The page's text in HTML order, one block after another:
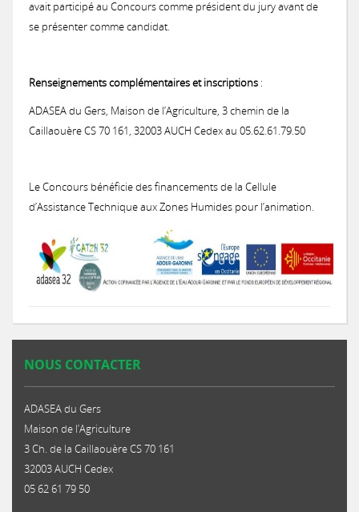
avait participé au Concours comme président du jury avant de
se présenter comme candidat.
Renseignements complémentaires et inscriptions :
ADASEA du Gers, Maison de l’Agriculture, 3 chemin de la
Caillaouère CS 70 161, 32003 AUCH Cedex au 05.62.61.79.50
Le Concours bénéficie des financements de la Cellule
d’Assistance Technique aux Zones Humides pour l’animation.
NOUS CONTACTER
ADASEA du Gers
Maison de l’Agriculture
3 Ch. de la Caillaouère CS 70 161
32003 AUCH Cedex
05 62 61 79 50